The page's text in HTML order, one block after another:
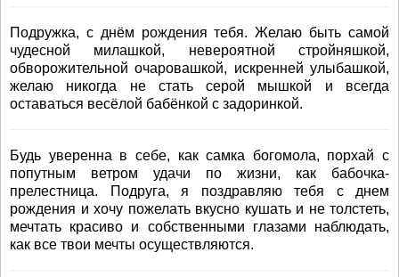
Подружка, с днём рождения тебя. Желаю быть самой
чудесной милашкой, невероятной стройняшкой,
обворожительной очаровашкой, искренней улыбашкой,
желаю никогда не стать серой мышкой и всегда
оставаться весёлой бабёнкой с задоринкой.
Будь уверенна в себе, как самка богомола, порхай с
попутным ветром удачи по жизни, как бабочка-
прелестница. Подруга, я поздравляю тебя с днем
рождения и хочу пожелать вкусно кушать и не толстеть,
мечтать красиво и собственными глазами наблюдать,
как все твои мечты осуществляются.